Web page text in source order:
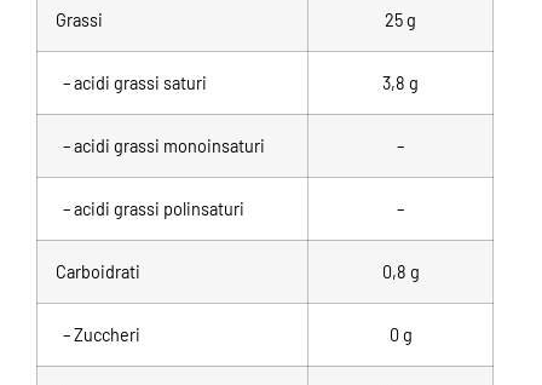
Grassi 25g
– acidi grassi saturi 3,8 g
– acidi grassi monoinsaturi –
– acidi grassi polinsaturi –
Carboidrati 0,8 g
– Zuccheri 0 g